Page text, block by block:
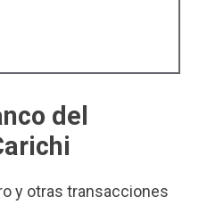
del
y otras transacciones